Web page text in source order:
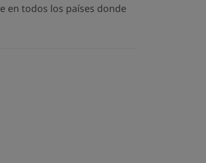
en todos los países donde